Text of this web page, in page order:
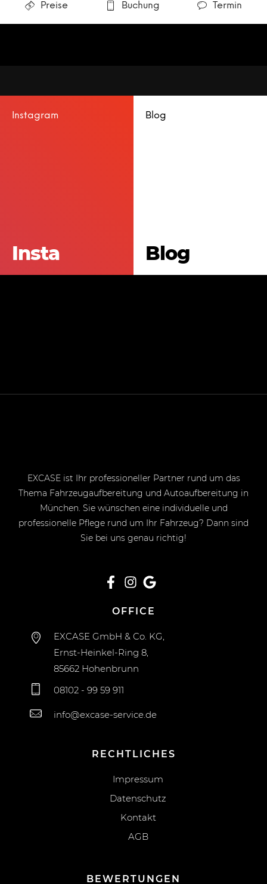
Preise Buchung Termin
Instagram
Insta
Blog
Blog
EXCASE ist Ihr professioneller Partner rund um das
Thema Fahrzeugaufbereitung und Autoaufbereitung in
München. Sie wünschen eine individuelle und
professionelle Pflege rund um Ihr Fahrzeug? Dann sind
Sie bei uns genau richtig!
OFFICE
EXCASE GmbH & Co. KG,
Ernst-Heinkel-Ring 8,
85662 Hohenbrunn
08102 - 99 59 911
info@excase-service.de
RECHTLICHES
Impressum
Datenschutz
Kontakt
AGB
BEWERTUNGEN